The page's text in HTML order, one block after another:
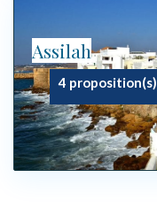
Assilah
4 proposition(s)